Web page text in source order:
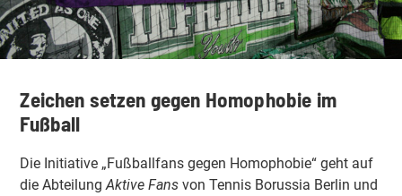
Zeichen setzen gegen Homophobie im
Fußball
Die Initiative „Fußballfans gegen Homophobie“ geht auf
die AbteilungAktive Fans von Tennis Borussia Berlin und